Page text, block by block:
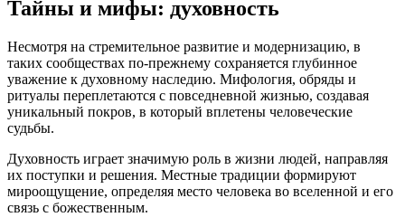
Тайны и мифы: духовность
Несмотря на стремительное развитие и модернизацию, в
таких сообществах по-прежнему сохраняется глубинное
уважение к духовному наследию. Мифология, обряды и
ритуалы переплетаются с повседневной жизнью, создавая
уникальный покров, в который вплетены человеческие
судьбы.
Духовность играет значимую роль в жизни людей, направляя
их поступки и решения. Местные традиции формируют
мироощущение, определяя место человека во вселенной и его
связь с божественным.